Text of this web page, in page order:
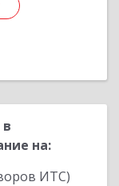
на:
ИТС)